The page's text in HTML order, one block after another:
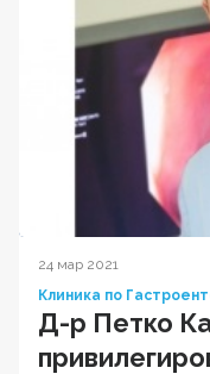
24 мар 2021
Клиника по
Д-р Петко